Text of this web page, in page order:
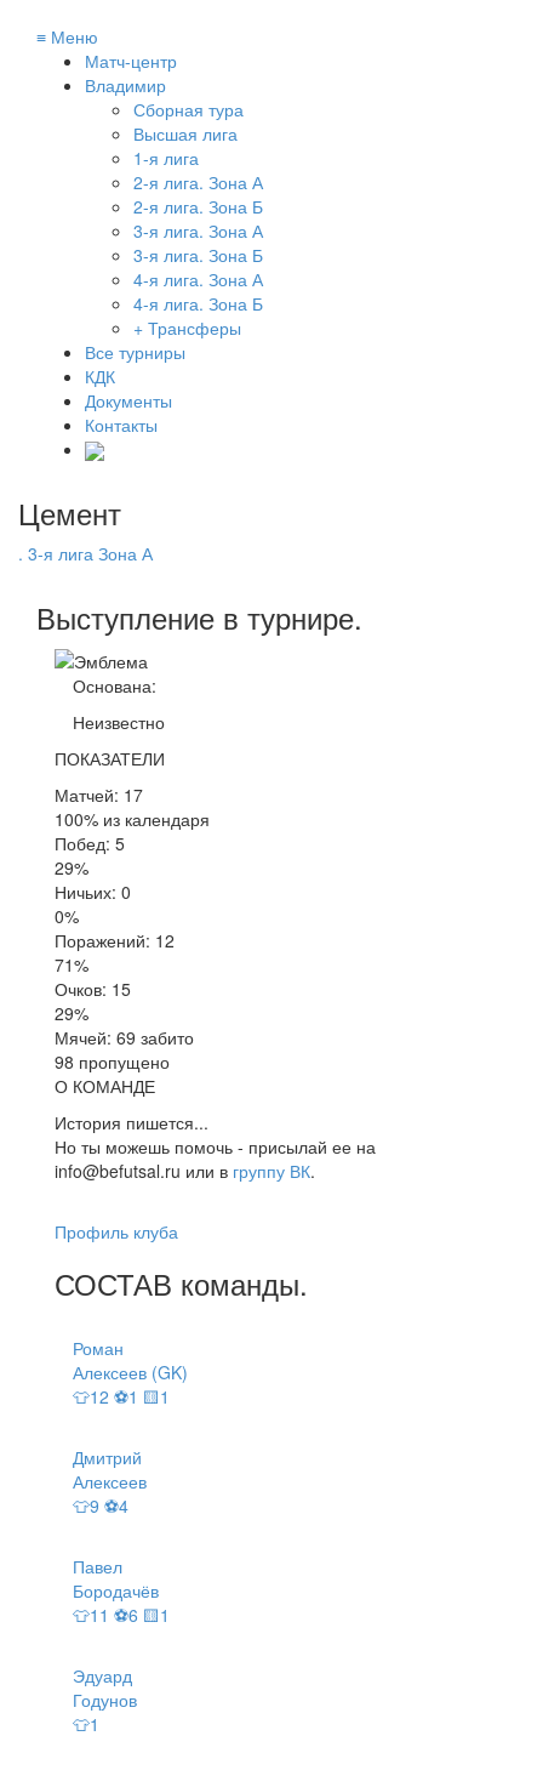
≡ Меню
Матч-центр
Владимир
Сборная тура
Высшая лига
1-я лига
2-я лига. Зона А
2-я лига. Зона Б
3-я лига. Зона А
3-я лига. Зона Б
4-я лига. Зона А
4-я лига. Зона Б
+ Трансферы
Все турниры
КДК
Документы
Контакты
Цемент
. 3-я лига Зона А
Выступление в турнире.
Основана:
Неизвестно
ПОКАЗАТЕЛИ
Матчей: 17
100% из календаря
Побед: 5
29%
Ничьих: 0
0%
Поражений: 12
71%
Очков: 15
29%
Мячей: 69 забито
98 пропущено
О КОМАНДЕ
История пишется...
Но ты можешь помочь - присылай ее на
info@befutsal.ru или в группу ВК.
Профиль клуба
СОСТАВ команды.
Роман
Алексеев (GK)
👕12 ⚽1 🟨1
Дмитрий
Алексеев
👕9 ⚽4
Павел
Бородачёв
👕11 ⚽6 🟨1
Эдуард
Годунов
👕1